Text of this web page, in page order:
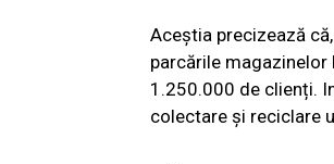
Aceștia precizează
parcările
1.250.000 de clienți.
colectare și reciclare